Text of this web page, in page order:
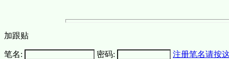
加跟贴
笔名: 密码: 注册笔名请按